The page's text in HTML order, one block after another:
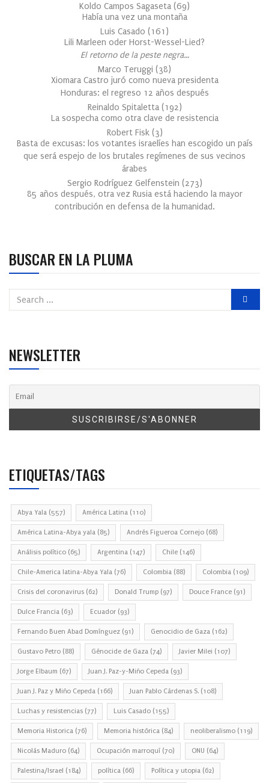
Koldo Campos Sagaseta (69)
Había una vez una montaña
Luis Casado (161 )
Lili Marleen oder Horst-Wessel-Lied?
El retorno de la peste negra…
Marco Teruggi (38)
Xiomara Castro juró como nueva presidenta
Honduras: el regreso 12 años después
Reinaldo Spitaletta (192)
La sospecha como otra clave de resistencia
Robert Fisk (3)
Basta de excusas: los votantes israelíes han escogido un país
que será espejo de los brutales regímenes de sus vecinos
árabes
Sergio Rodríguez Gelfenstein (273)
85 años después, otra vez Rusia está haciendo la mayor
contribución en defensa de la humanidad.
BUSCAR EN LA PLUMA
NEWSLETTER
ETIQUETAS/TAGS
Abya Yala (557) América Latina (110)
América Latina-Abya yala (85) Andrés Figueroa Cornejo (68)
Análisis político (65) Argentina (147) Chile (146)
Chile-America latina-Abya Yala (76) Colombia (88) Colombia (109)
Crisis del coronavirus (62) Donald Trump (97) Douce France (91)
Dulce Francia (63) Ecuador (93)
Fernando Buen Abad Domínguez (91) Genocidio de Gaza (162)
Gustavo Petro (88) Génocide de Gaza (74) Javier Milei (107)
Jorge Elbaum (67) Juan J. Paz-y-Miño Cepeda (93)
Juan J. Paz y Miño Cepeda (166) Juan Pablo Cárdenas S. (108)
Luchas y resistencias (77) Luis Casado (155)
Memoria Historica (76) Memoria histórica (84) neoliberalismo (119)
Nicolás Maduro (64) Ocupación marroquí (70) ONU (64)
Palestina/Israel (184) política (66) Política y utopia (62)